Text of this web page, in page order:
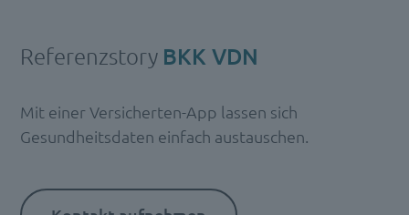
Referenzstory BKK VDN
Mit einer Versicherten-App lassen sich
Gesundheitsdaten einfach austauschen.